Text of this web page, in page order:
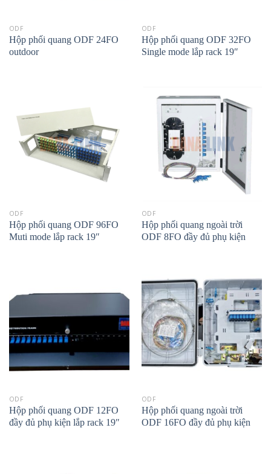
ODF
Hộp phối quang ODF 24FO
outdoor
ODF
Hộp phối quang ODF 32FO
Single mode lắp rack 19″
ODF
Hộp phối quang ODF 96FO
Muti mode lắp rack 19″
ODF
Hộp phối quang ngoài trời
ODF 8FO đầy đủ phụ kiện
ODF
Hộp phối quang ODF 12FO
đầy đủ phụ kiện lắp rack 19″
ODF
Hộp phối quang ngoài trời
ODF 16FO đầy đủ phụ kiện